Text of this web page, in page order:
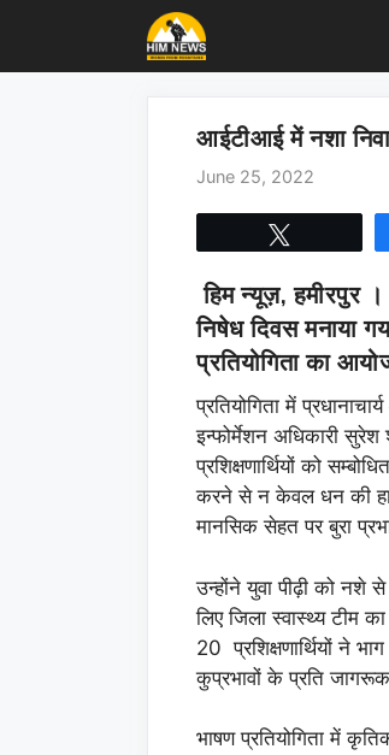
content
आईटीआई में नशा
June 25, 2022
हिम न्यूज़, हमीरपुर ।
निषेध दिवस मनाया
प्रतियोगिता का
प्रतियोगिता में
इन्फोर्मेशन अधिकारी
प्रशिक्षणार्थियों को
करने से न केवल धन की
मानसिक सेहत पर बुरा
उन्होंने युवा पीढ़ी को नशे
लिए जिला स्वास्थ्य टीम
20 प्रशिक्षणार्थियों ने
कुप्रभावों के प्रति
भाषण प्रतियोगिता में